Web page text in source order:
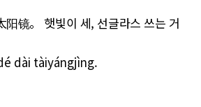
镜。 햇빛이 세, 선글라스 쓰는 거
dài tàiyángjìng.